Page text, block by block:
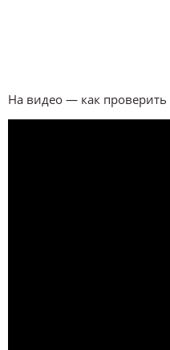
На видео — как